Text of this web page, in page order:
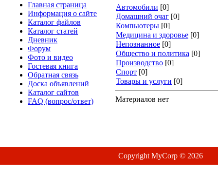
Главная страница
Информация о сайте
Каталог файлов
Каталог статей
Дневник
Форум
Фото и видео
Гостевая книга
Обратная связь
Доска объявлений
Каталог сайтов
FAQ (вопрос/ответ)
Автомобили [0]
Домашний очаг [0]
Компьютеры [0]
Медицина и здоровье [0]
Непознанное [0]
Общество и политика [0]
Производство [0]
Спорт [0]
Товары и услуги [0]
Материалов нет
Copyright MyCorp © 2026